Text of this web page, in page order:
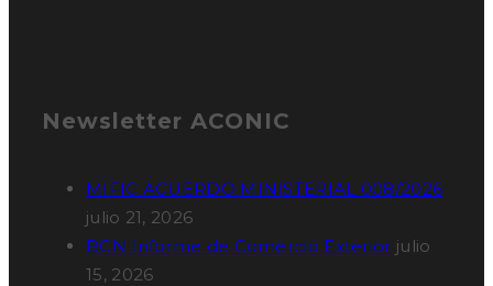
Newsletter ACONIC
MIFIC ACUERDO MINISTERIAL 008/2026
julio 21, 2026
BCN Informe de Comercio Exterior julio
15, 2026